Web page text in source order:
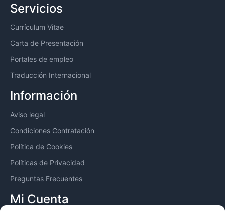
Servicios
Currículum Vitae
Carta de Presentación
Portales de empleo
Traducción Internacional
Información
Aviso legal
Condiciones Contratación
Política de Cookies
Políticas de Privacidad
Preguntas Frecuentes
Mi Cuenta